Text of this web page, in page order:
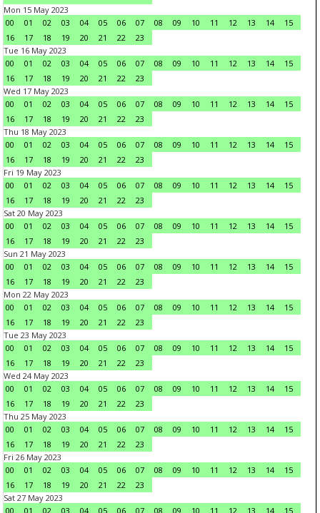
Mon 15 May 2023
00
01 02 03 04 05 06 07 08 09 10 11 12 13 14
15
16
17 18 19 20 21 22
23
Tue 16 May 2023
00
01 02 03 04 05 06 07 08 09 10 11 12 13 14
15
16
17 18 19 20 21 22
23
Wed 17 May 2023
00
01 02 03 04 05 06 07 08 09 10 11 12 13 14
15
16
17 18 19 20 21 22
23
Thu 18 May 2023
00
01 02 03 04 05 06 07 08 09 10 11 12 13 14
15
16
17 18 19 20 21 22
23
Fri 19 May 2023
00
01 02 03 04 05 06 07 08 09 10 11 12 13 14
15
16
17 18 19 20 21 22
23
Sat 20 May 2023
00
01 02 03 04 05 06 07 08 09 10 11 12 13 14
15
16
17 18 19 20 21 22
23
Sun 21 May 2023
00
01 02 03 04 05 06 07 08 09 10 11 12 13 14
15
16
17 18 19 20 21 22
23
Mon 22 May 2023
00
01 02 03 04 05 06 07 08 09 10 11 12 13 14
15
16
17 18 19 20 21 22
23
Tue 23 May 2023
00
01 02 03 04 05 06 07 08 09 10 11 12 13 14
15
16
17 18 19 20 21 22
23
Wed 24 May 2023
00
01 02 03 04 05 06 07 08 09 10 11 12 13 14
15
16
17 18 19 20 21 22
23
Thu 25 May 2023
00
01 02 03 04 05 06 07 08 09 10 11 12 13 14
15
16
17 18 19 20 21 22
23
Fri 26 May 2023
00
01 02 03 04 05 06 07 08 09 10 11 12 13 14
15
16
17 18 19 20 21 22
23
Sat 27 May 2023
00
01 02 03 04 05 06 07 08 09 10 11 12 13 14
15